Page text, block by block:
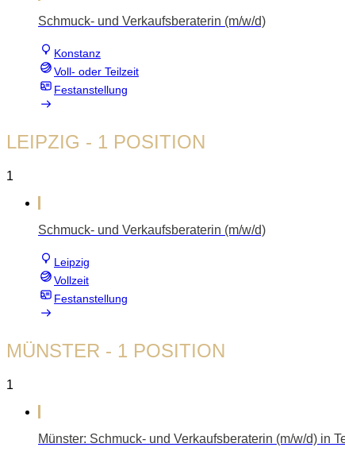
Schmuck- und Verkaufsberaterin (m/w/d)
Konstanz
Voll- oder Teilzeit
Festanstellung
LEIPZIG - 1 POSITION
1
Schmuck- und Verkaufsberaterin (m/w/d)
Leipzig
Vollzeit
Festanstellung
MÜNSTER - 1 POSITION
1
Münster: Schmuck- und Verkaufsberaterin (m/w/d) in